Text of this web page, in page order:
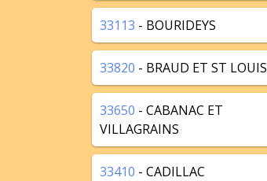
33113 - BOURIDEYS
33820 - BRAUD ET ST LOUIS
33650 - CABANAC ET
VILLAGRAINS
33410 - CADILLAC